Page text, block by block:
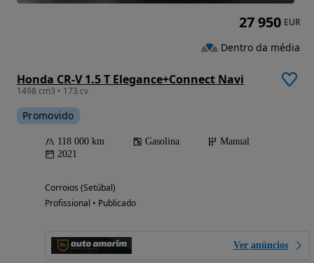
Honda CR-V 1.5 T Elegance+Connect Navi
1498 cm3 • 173 cv
Promovido
118 000 km Gasolina
Manual
2021
Corroios (Setúbal)
Profissional • Publicado
Ver anúncios
27 950 EUR
Dentro da média